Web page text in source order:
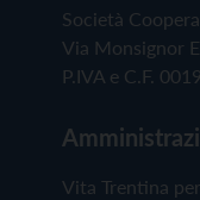
Società
Via Monsignor
P.IVA e C.F.
Vita Trentina